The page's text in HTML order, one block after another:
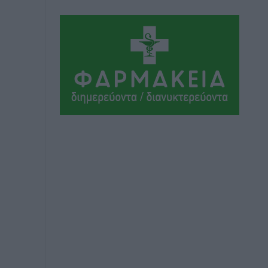
Συνελήφθη 37χρονη στη Ρόδο γιατί
είχε αφήσει τα τρία ανήλικα παιδιά της
χωρίς επιτήρηση
Τοπικές Ειδήσεις πριν 7 ώρες
Σταυρός Καλυθιών: Απέκτησε την